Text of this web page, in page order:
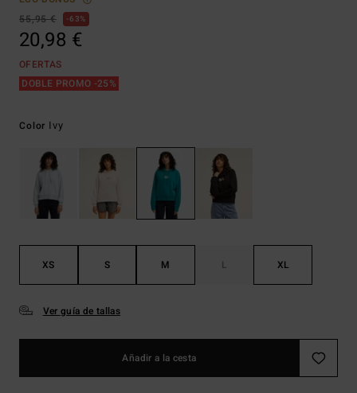
55,95 €
63%
20,98 €
OFERTAS
DOBLE PROMO -25%
Color Ivy
XS S M L XL
Ver guía de tallas
Añadir a la cesta